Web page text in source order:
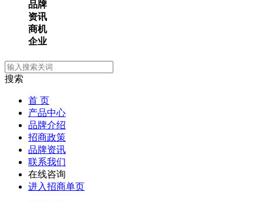
品牌
资讯
商机
企业
搜索
首 页
产品中心
品牌介绍
招商政策
品牌资讯
联系我们
在线咨询
进入招商单页